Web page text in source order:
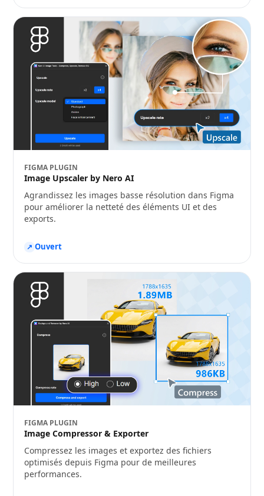
FIGMA PLUGIN
Image Upscaler by Nero AI
Agrandissez les images basse résolution dans Figma
pour améliorer la netteté des éléments UI et des
exports.
↗ Ouvert
FIGMA PLUGIN
Image Compressor & Exporter
Compressez les images et exportez des fichiers
optimisés depuis Figma pour de meilleures
performances.